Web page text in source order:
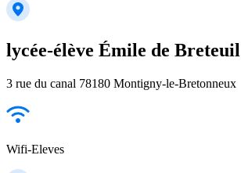
lycée-élève Émile de Breteuil
3 rue du canal 78180 Montigny-le-Bretonneux
Wifi-Eleves